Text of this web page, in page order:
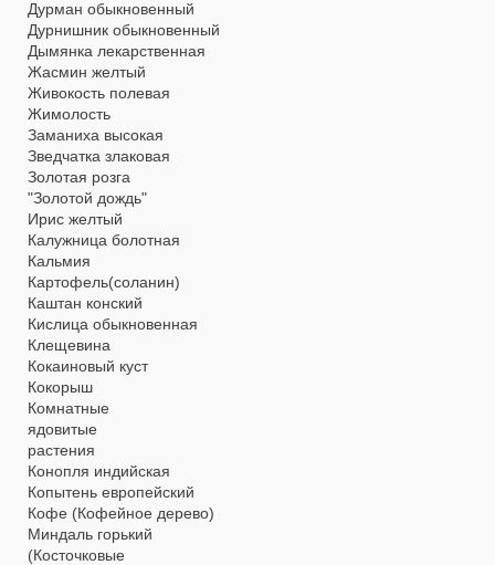
Дурман обыкновенный
Дурнишник обыкновенный
Дымянка лекарственная
Жасмин желтый
Живокость полевая
Жимолость
Заманиха высокая
Зведчатка злаковая
Золотая розга
"Золотой дождь"
Ирис желтый
Калужница болотная
Кальмия
Картофель(соланин)
Каштан конский
Кислица обыкновенная
Клещевина
Кокаиновый куст
Кокорыш
Комнатные
ядовитые
растения
Конопля индийская
Копытень европейский
Кофе (Кофейное дерево)
Миндаль горький
(Косточковые